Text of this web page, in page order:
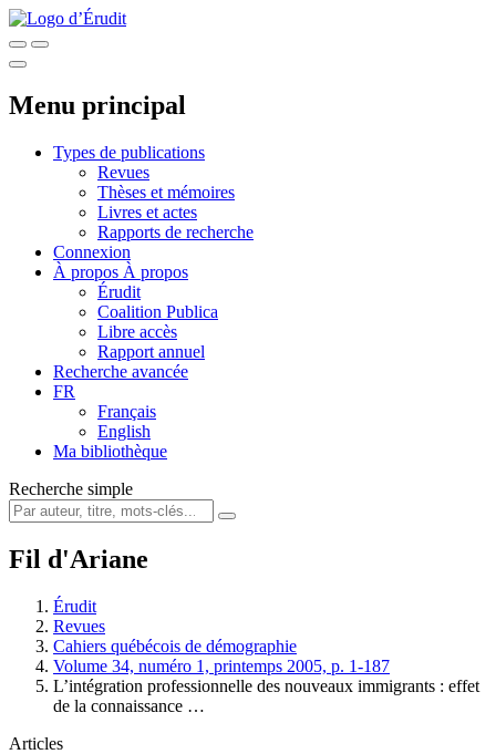
Menu principal
Types de publications
Revues
Thèses et mémoires
Livres et actes
Rapports de recherche
Connexion
À propos À propos
Érudit
Coalition Publica
Libre accès
Rapport annuel
Recherche avancée
FR
Français
English
Ma bibliothèque
Recherche simple
Fil d'Ariane
Érudit
Revues
Cahiers québécois de démographie
Volume 34, numéro 1, printemps 2005, p. 1-187
L’intégration professionnelle des nouveaux immigrants : effet
de la connaissance …
Articles